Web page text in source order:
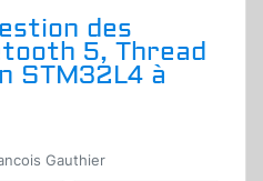
des
5, Thread
STM32L4 à
Gauthier